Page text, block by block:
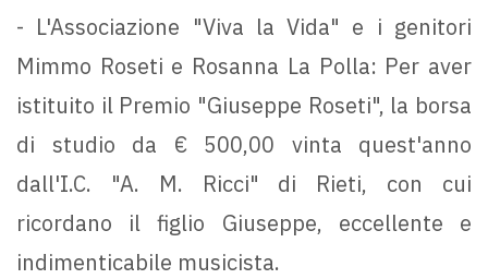
- L'Associazione "Viva la Vida" e i genitori
Mimmo Roseti e Rosanna La Polla: Per aver
istituito il Premio "Giuseppe Roseti", la borsa
di studio da € 500,00 vinta quest'anno
dall'I.C. "A. M. Ricci" di Rieti, con cui
ricordano il figlio Giuseppe, eccellente e
indimenticabile musicista.